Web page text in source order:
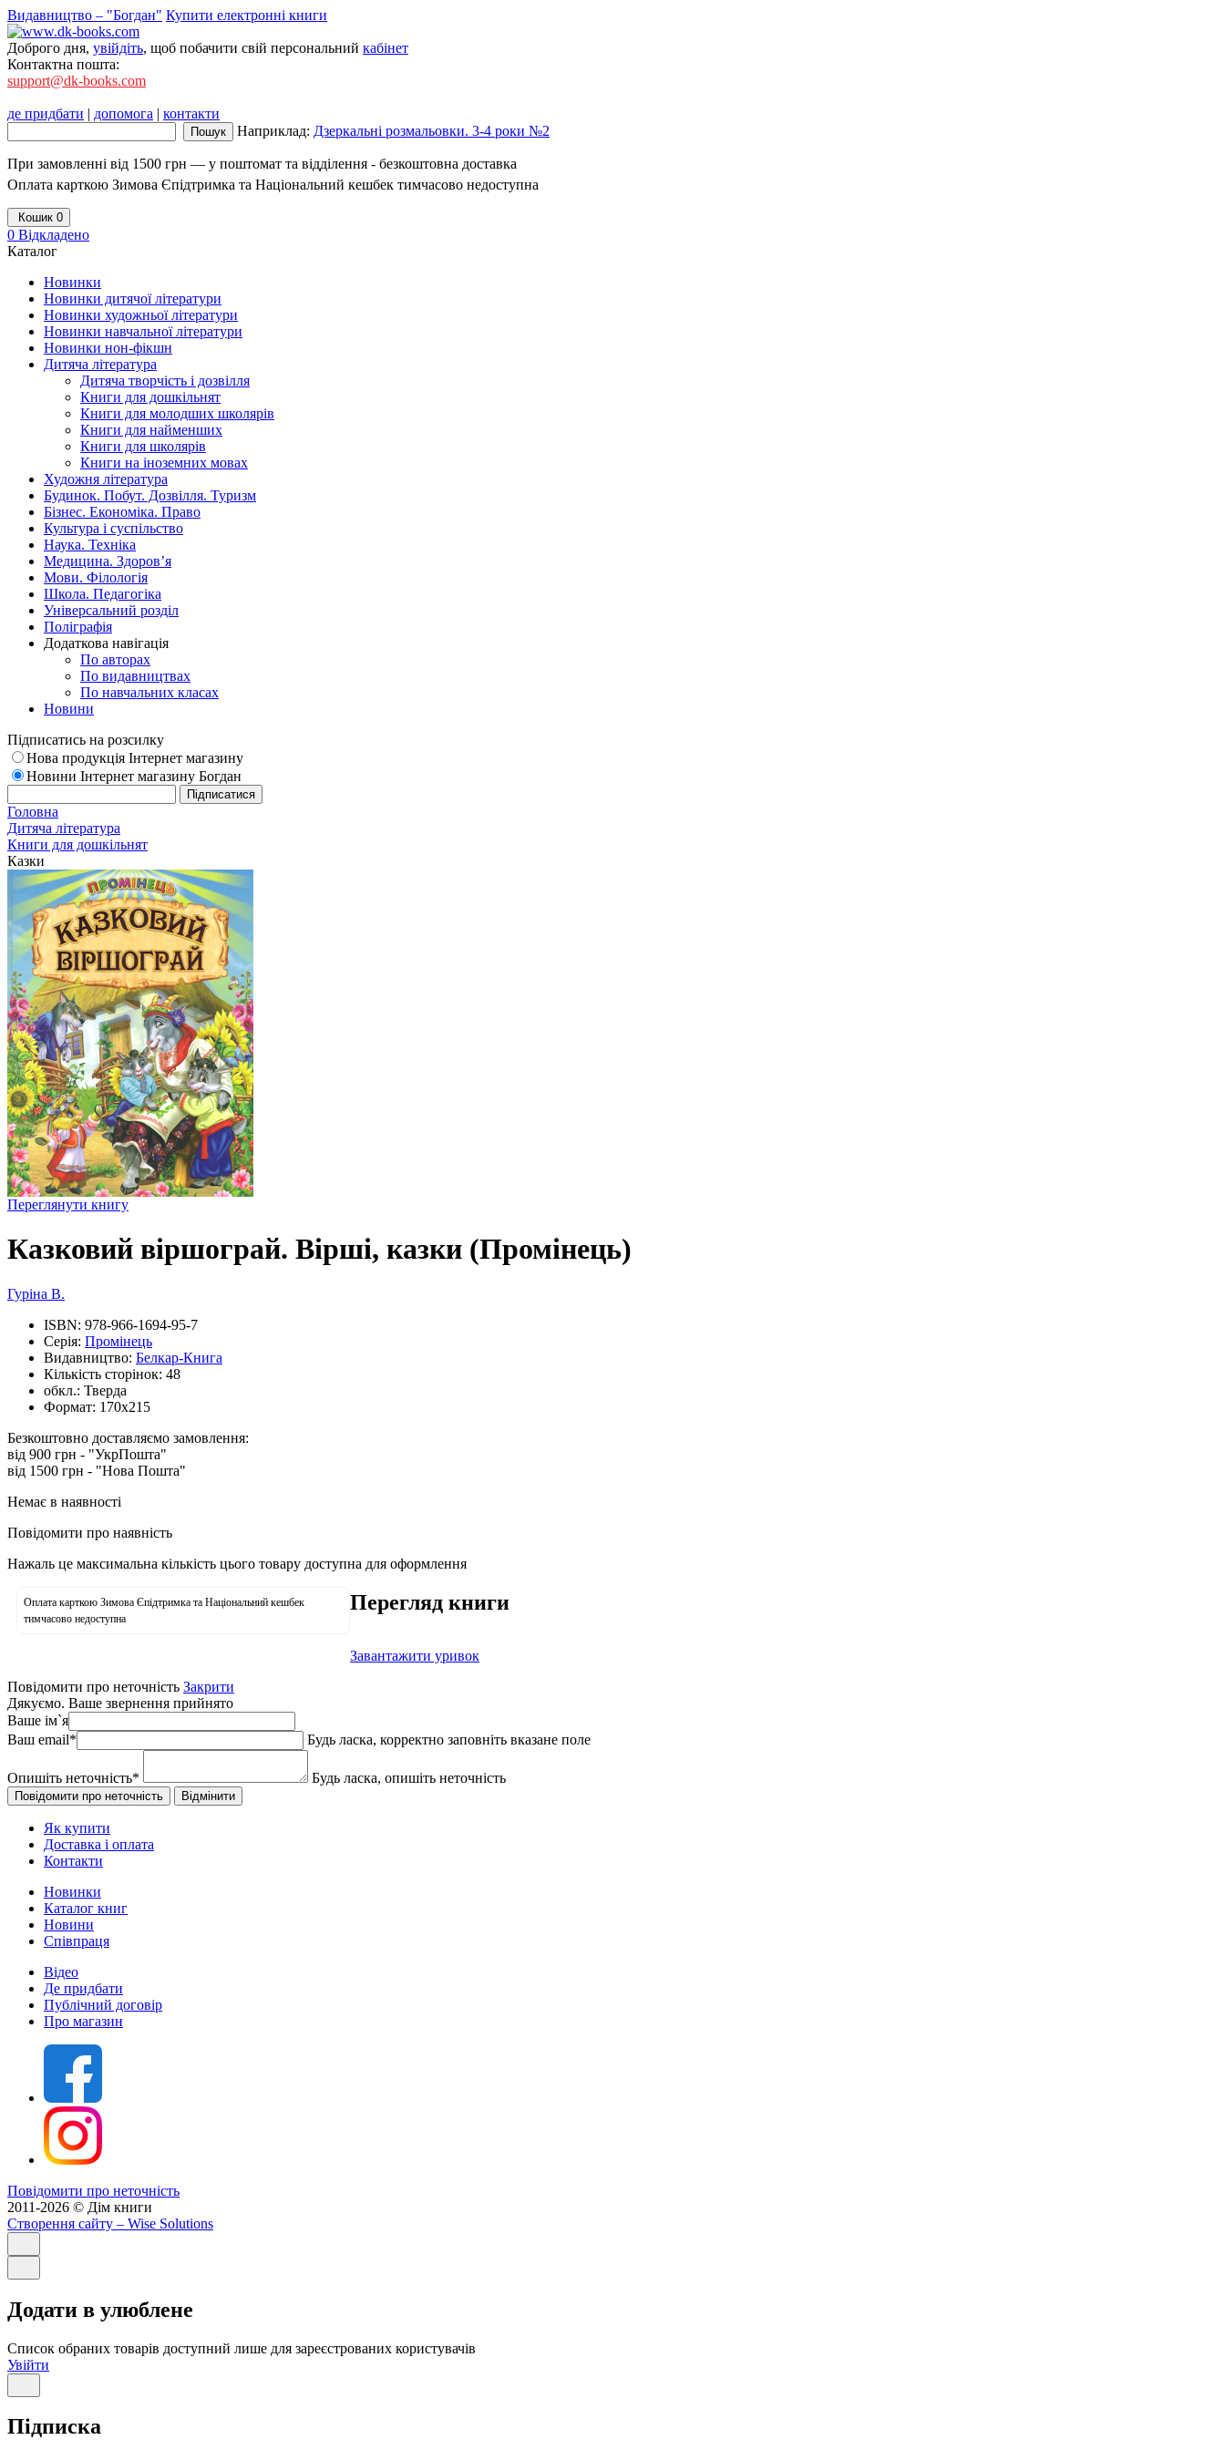
Видавництво – "Богдан" Купити електронні книги
Доброго дня, увійдіть, щоб побачити свій персональний кабінет
Контактна пошта:
support@dk-books.com
де придбати | допомога | контакти
Наприклад: Дзеркальні розмальовки. 3-4 роки №2
При замовленні від 1500 грн — у поштомат та відділення - безкоштовна доставка
Оплата карткою Зимова Єпідтримка та Національний кешбек тимчасово недоступна
Кошик 0
0 Відкладено
Каталог
Новинки
Новинки дитячої літератури
Новинки художньої літератури
Новинки навчальної літератури
Новинки нон-фікшн
Дитяча література
Дитяча творчість і дозвілля
Книги для дошкільнят
Книги для молодших школярів
Книги для найменших
Книги для школярів
Книги на іноземних мовах
Художня література
Будинок. Побут. Дозвілля. Туризм
Бізнес. Економіка. Право
Культура і суспільство
Наука. Техніка
Медицина. Здоров’я
Мови. Філологія
Школа. Педагогіка
Універсальний розділ
Поліграфія
Додаткова навігація
По авторах
По видавництвах
По навчальних класах
Новини
Підписатись на розсилку
Нова продукція Інтернет магазину
Новини Інтернет магазину Богдан
Головна
Дитяча література
Книги для дошкільнят
Казки
Переглянути книгу
Казковий віршограй. Вірші, казки (Промінець)
Гуріна В.
ISBN: 978-966-1694-95-7
Серія: Промінець
Видавництво: Белкар-Книга
Кількість сторінок: 48
обкл.: Тверда
Формат: 170х215
Безкоштовно доставляємо замовлення:
від 900 грн - "УкрПошта"
від 1500 грн - "Нова Пошта"
Немає в наявності
Повідомити про наявність
Нажаль це максимальна кількість цього товару доступна для оформлення
Оплата карткою Зимова Єпідтримка та Національний кешбек
тимчасово недоступна
Перегляд книги
Завантажити уривок
Повідомити про неточність Закрити
Дякуємо. Ваше звернення прийнято
Ваше ім`я
Ваш email* Будь ласка, корректно заповніть вказане поле
Опишіть неточність* Будь ласка, опишіть неточність
Як купити
Доставка і оплата
Контакти
Новинки
Каталог книг
Новини
Співпраця
Відео
Де придбати
Публічний договір
Про магазин
Повідомити про неточність
2011-2026 © Дім книги
Створення сайту – Wise Solutions
Додати в улюблене
Список обраних товарів доступний лише для зареєстрованих користувачів
Увійти
Підписка